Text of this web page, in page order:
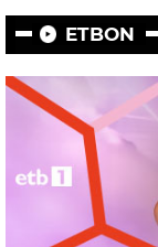
ETBON